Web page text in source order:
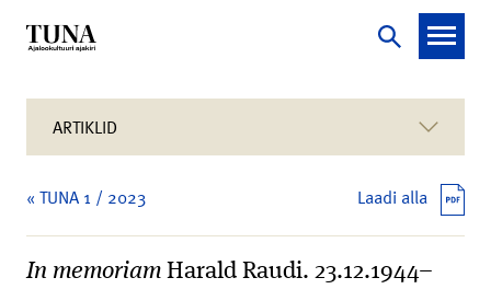
ARTIKLID
« TUNA 1 / 2023 Laadi alla
In memoriam Harald Raudi. 23.12.1944–